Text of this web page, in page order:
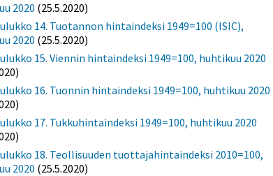
2020 (25.5.2020)
14. Tuotannon hintaindeksi 1949=100 (ISIC),
2020 (25.5.2020)
15. Viennin hintaindeksi 1949=100, huhtikuu 2020
16. Tuonnin hintaindeksi 1949=100, huhtikuu 2020
17. Tukkuhintaindeksi 1949=100, huhtikuu 2020
18. Teollisuuden tuottajahintaindeksi 2010=100,
2020 (25.5.2020)